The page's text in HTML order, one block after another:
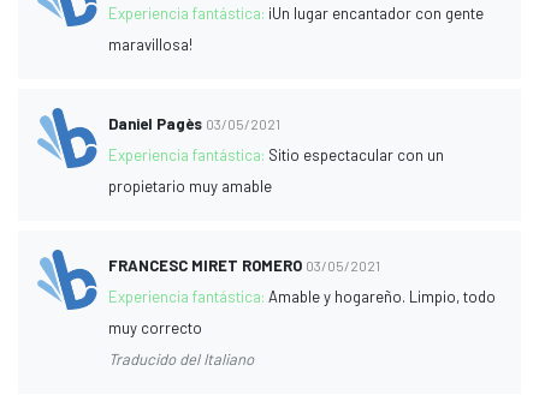
Experiencia fantástica: ¡Un lugar encantador con gente
maravillosa!
Daniel Pagès 03/05/2021
Experiencia fantástica: Sitio espectacular con un
propietario muy amable
FRANCESC MIRET ROMERO 03/05/2021
Experiencia fantástica:Amable y hogareño. Limpio, todo
muy correcto
Traducido del Italiano